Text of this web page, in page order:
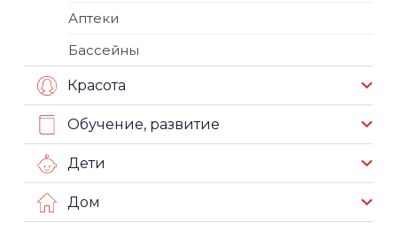
Аптеки
Бассейны
Красота
Обучение, развитие
Дети
Дом